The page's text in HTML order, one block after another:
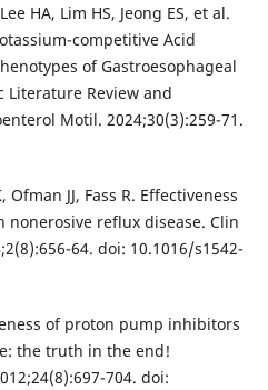
HA, Lim HS, Jeong ES, et al.
competitive Acid
of Gastroesophageal
Literature Review and
Motil. 2024;30(3):259-71.
JJ, Fass R. Effectiveness
reflux disease. Clin
64. doi: 10.1016/s1542-
of proton pump inhibitors
the truth in the end!
704. doi: